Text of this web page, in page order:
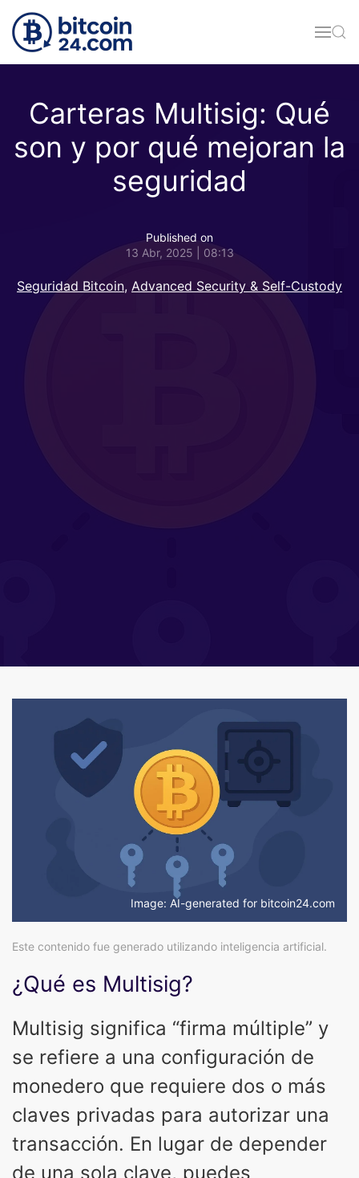
Skip to main content
Carteras Multisig: Qué
son y por qué mejoran la
seguridad
Published on
13 Abr, 2025 | 08:13
Seguridad Bitcoin, Advanced Security & Self-Custody
Image: AI-generated for bitcoin24.com
Este contenido fue generado utilizando inteligencia artificial.
¿Qué es Multisig?
Multisig significa “firma múltiple” y
se refiere a una configuración de
monedero que requiere dos o más
claves privadas para autorizar una
transacción. En lugar de depender
de una sola clave, puedes